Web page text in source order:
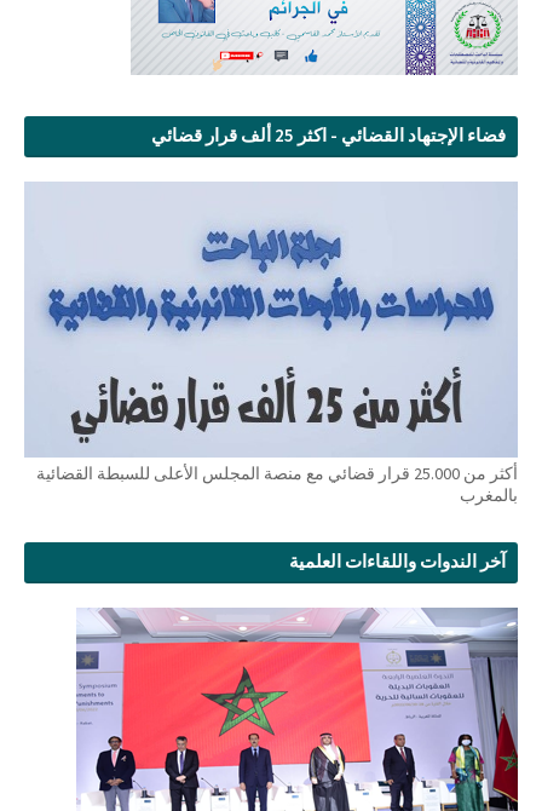
فضاء الإجتهاد القضائي - اكثر 25 ألف قرار قضائي
أكثر من 25.000 قرار قضائي مع منصة المجلس الأعلى للسبطة القضائية
بالمغرب
آخر الندوات واللقاءات العلمية